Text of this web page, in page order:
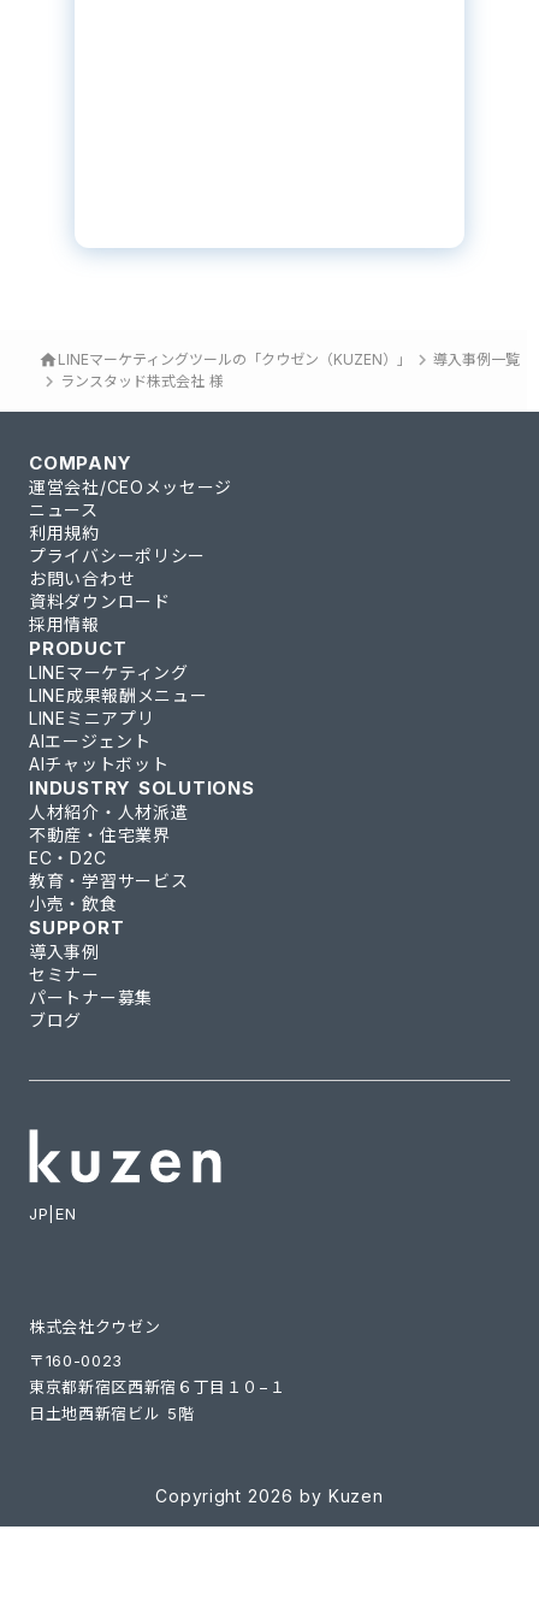
home LINEマーケティングツールの「クウゼン（KUZEN）」 keyboard_arrow_right 導入事例一覧
keyboard_arrow_right ランスタッド株式会社 様
JP EN
株式会社クウゼン
〒160-0023
東京都新宿区西新宿６丁目１０−１
日土地西新宿ビル 5階
COMPANY
運営会社/CEOメッセージ
ニュース
利用規約
プライバシーポリシー
お問い合わせ
資料ダウンロード
採用情報
PRODUCT
LINEマーケティング
LINE成果報酬メニュー
LINEミニアプリ
AIエージェント
AIチャットボット
INDUSTRY SOLUTIONS
人材紹介・人材派遣
不動産・住宅業界
EC・D2C
教育・学習サービス
小売・飲食
SUPPORT
導入事例
セミナー
パートナー募集
ブログ
Copyright 2026 by Kuzen